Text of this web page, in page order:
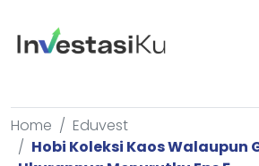
Home
Eduvest
Hobi Koleksi Kaos Walaupun